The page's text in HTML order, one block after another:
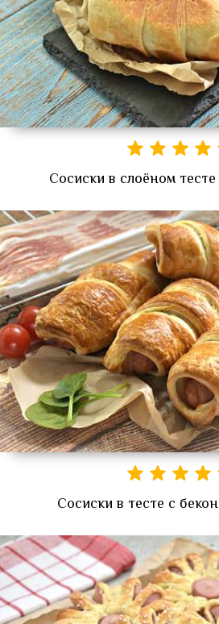
Сосиски в слоёном
Сосиски в тесте с